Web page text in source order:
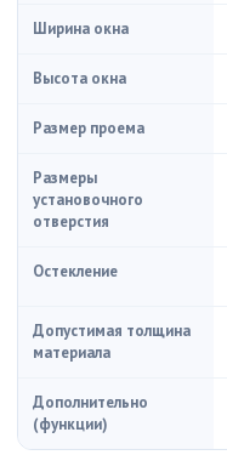
Ширина окна
Высота окна
Размер проема
Размеры
установочного
отверстия
Остекление
Допустимая толщина
материала
Дополнительно
(функции)